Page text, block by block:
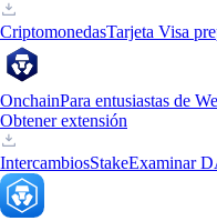
CriptomonedasTarjeta Visa
OnchainPara entusiastas de
Obtener extensión
IntercambiosStakeExaminar